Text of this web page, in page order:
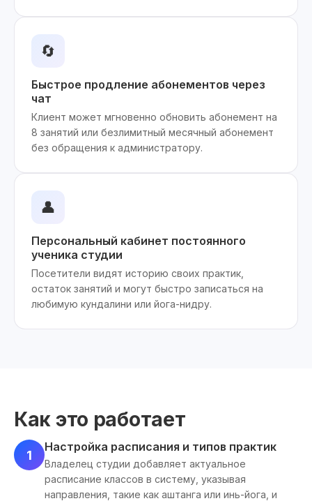
🔄
Быстрое продление абонементов через
чат
Клиент может мгновенно обновить абонемент на
8 занятий или безлимитный месячный абонемент
без обращения к администратору.
👤
Персональный кабинет постоянного
ученика студии
Посетители видят историю своих практик,
остаток занятий и могут быстро записаться на
любимую кундалини или йога-нидру.
Как это работает
1
Настройка расписания и типов практик
Владелец студии добавляет актуальное
расписание классов в систему, указывая
направления, такие как аштанга или инь-йога, и